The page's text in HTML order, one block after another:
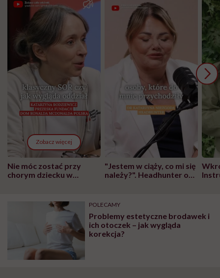
Zobacz więcej
Nie móc zostać przy
chorym dziecku w
może chyba tylko
głupota i brak
"Jestem w ciąży, co mi się
należy?". Headhunter o
pracy
POLECAMY
Problemy estetyczne brodawek i
ich otoczek – jak wygląda
korekcja?